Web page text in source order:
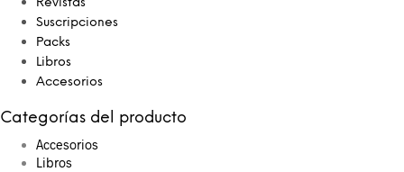
Revistas
Suscripciones
Packs
Libros
Accesorios
Categorías del producto
Accesorios
Libros